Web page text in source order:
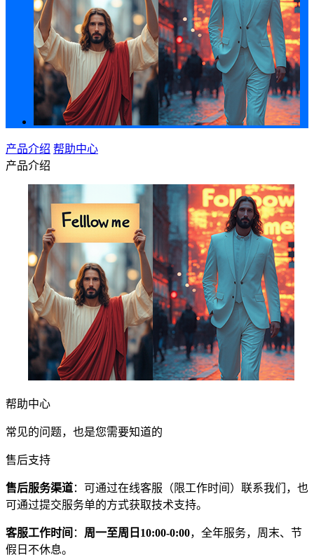
产品介绍 帮助中心
产品介绍
帮助中心
常见的问题，也是您需要知道的
售后支持
售后服务渠道：可通过在线客服（限工作时间）联系我们，也
可通过提交服务单的方式获取技术支持。
客服工作时间 ： 周一至周日10:00-0:00，全年服务，周末、节
假日不休息。